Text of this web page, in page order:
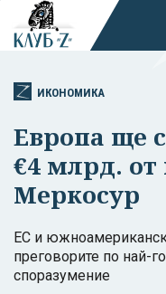
ИКОНОМИКА
Европа ще
€4 млрд.
Меркосур
ЕС и
преговорите по най-
споразумение